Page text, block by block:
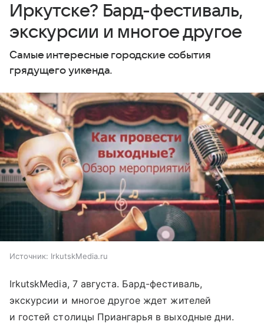
Иркутске? Бард-фестиваль,
экскурсии и многое другое
Самые интересные городские события
грядущего уикенда.
Источник: IrkutskMedia.ru
IrkutskMedia, 7 августа. Бард-фестиваль,
экскурсии и многое другое ждет жителей
и гостей столицы Приангарья в выходные дни.